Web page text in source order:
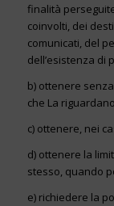
finalità
coinvolti, dei
comunicati, del
dell’esistenza di
b) ottenere
che La
c) ottenere, nei
d) ottenere la
stesso, quando
e) richiedere la